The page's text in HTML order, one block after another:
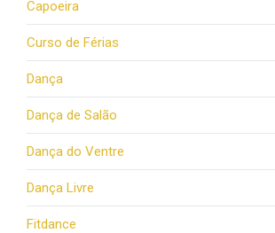
Capoeira
Curso de Férias
Dança
Dança de Salão
Dança do Ventre
Dança Livre
Fitdance